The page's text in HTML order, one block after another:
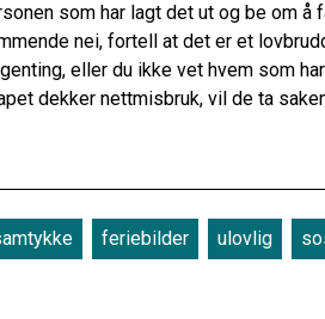
som har lagt det ut og be om å
nei, fortell at det er et
eller du ikke vet hvem som
dekker nettmisbruk, vil de ta
feriebilder ulovlig